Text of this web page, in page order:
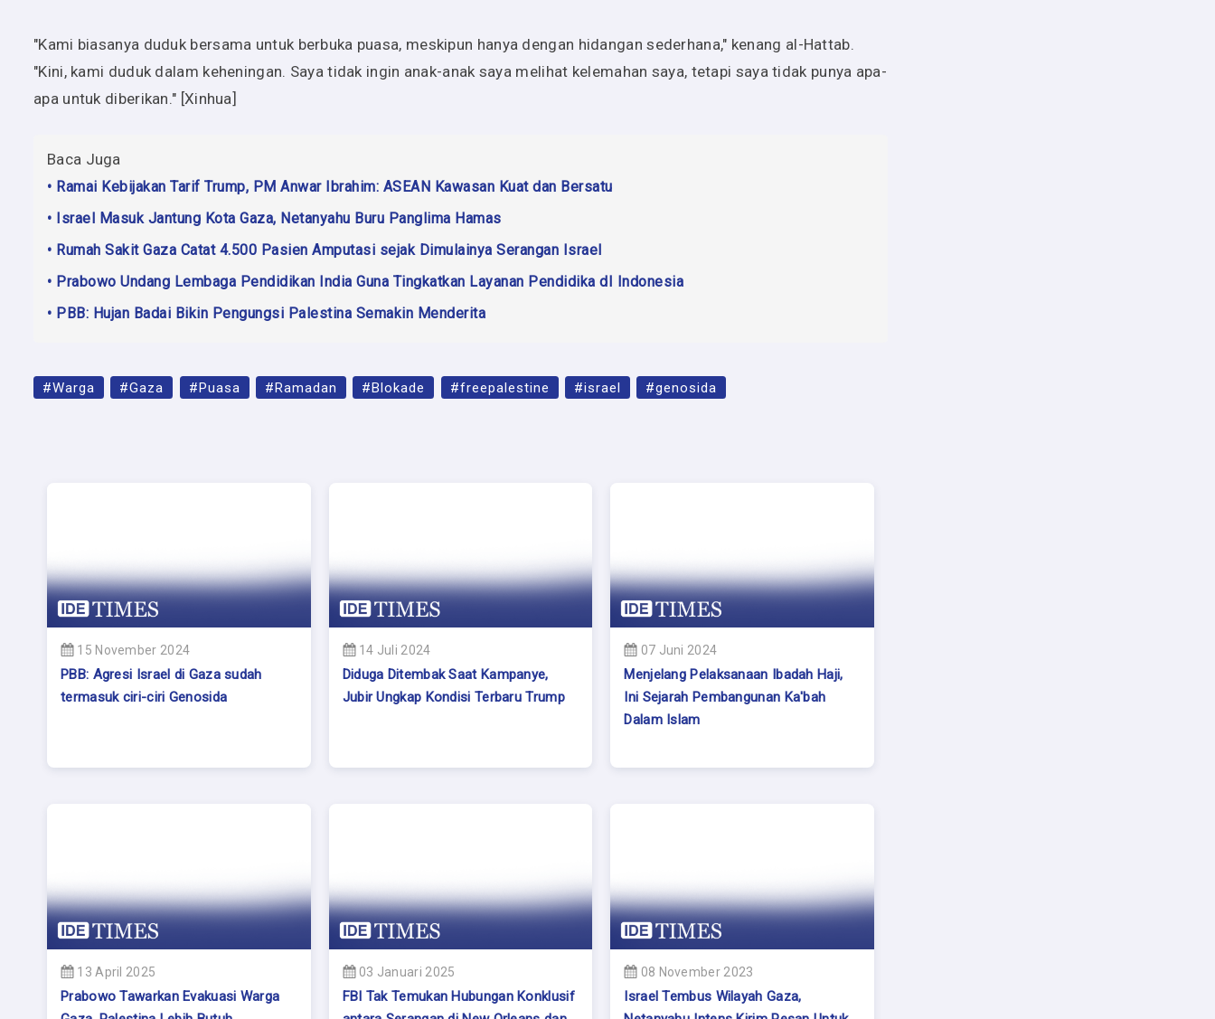
"Kami biasanya duduk bersama untuk berbuka puasa, meskipun hanya dengan hidangan sederhana," kenang al-Hattab.
"Kini, kami duduk dalam keheningan. Saya tidak ingin anak-anak saya melihat kelemahan saya, tetapi saya tidak punya apa-
apa untuk diberikan." [Xinhua]
Baca Juga
• Ramai Kebijakan Tarif Trump, PM Anwar Ibrahim: ASEAN Kawasan Kuat dan Bersatu
• Israel Masuk Jantung Kota Gaza, Netanyahu Buru Panglima Hamas
• Rumah Sakit Gaza Catat 4.500 Pasien Amputasi sejak Dimulainya Serangan Israel
• Prabowo Undang Lembaga Pendidikan India Guna Tingkatkan Layanan Pendidika dI Indonesia
• PBB: Hujan Badai Bikin Pengungsi Palestina Semakin Menderita
#Warga #Gaza #Puasa #Ramadan #Blokade #freepalestine #israel #genosida
15 November 2024
PBB: Agresi Israel di Gaza sudah
termasuk ciri-ciri Genosida
14 Juli 2024
Diduga Ditembak Saat Kampanye,
Jubir Ungkap Kondisi Terbaru Trump
07 Juni 2024
Menjelang Pelaksanaan Ibadah Haji,
Ini Sejarah Pembangunan Ka'bah
Dalam Islam
13 April 2025
Prabowo Tawarkan Evakuasi Warga
03 Januari 2025
FBI Tak Temukan Hubungan Konklusif
08 November 2023
Israel Tembus Wilayah Gaza,